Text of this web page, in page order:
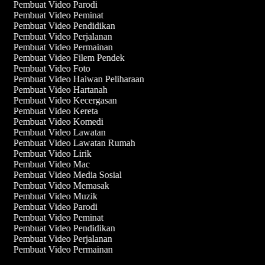
Pembuat Video Parodi
Pembuat Video Peminat
Pembuat Video Pendidikan
Pembuat Video Perjalanan
Pembuat Video Permainan
Pembuat Video Filem Pendek
Pembuat Video Foto
Pembuat Video Haiwan Peliharaan
Pembuat Video Hartanah
Pembuat Video Kecergasan
Pembuat Video Kereta
Pembuat Video Komedi
Pembuat Video Lawatan
Pembuat Video Lawatan Rumah
Pembuat Video Lirik
Pembuat Video Mac
Pembuat Video Media Sosial
Pembuat Video Memasak
Pembuat Video Muzik
Pembuat Video Parodi
Pembuat Video Peminat
Pembuat Video Pendidikan
Pembuat Video Perjalanan
Pembuat Video Permainan